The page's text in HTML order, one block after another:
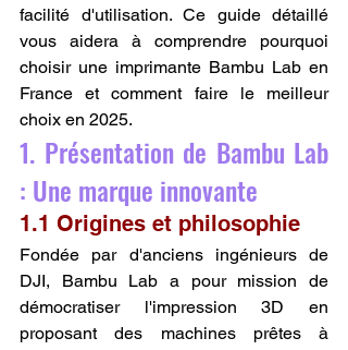
facilité d'utilisation. Ce guide détaillé
vous aidera à comprendre pourquoi
choisir une imprimante Bambu Lab en
France et comment faire le meilleur
choix en 2025.
1. Présentation de Bambu Lab
: Une marque innovante
1.1 Origines et philosophie
Fondée par d'anciens ingénieurs de
DJI, Bambu Lab a pour mission de
démocratiser l'impression 3D en
proposant des machines prêtes à